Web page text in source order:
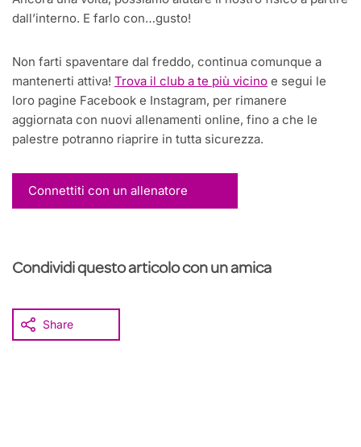
dall’interno. E farlo con…gusto!
Non farti spaventare dal freddo, continua comunque a
mantenerti attiva! Trova il club a te più vicino e segui le
loro pagine Facebook e Instagram, per rimanere
aggiornata con nuovi allenamenti online, fino a che le
palestre potranno riaprire in tutta sicurezza.
Connettiti con un allenatore
Condividi questo articolo con un amica
Share